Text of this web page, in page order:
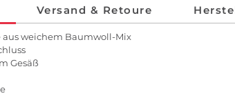
Versand & Retoure
aus weichem Baumwoll-Mix
Gesäß